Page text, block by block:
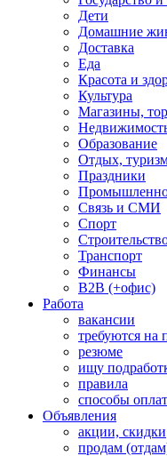
Дети
Домашние
Доставка
Еда
Красота и
Культура
Магазины,
Образование
Отдых,
Праздники
Связь и СМИ
Спорт
Транспорт
Финансы
B2B (+офис)
Работа
вакансии
требуются на
резюме
ищу
правила
способы
Объявления
акции, скидки
продам